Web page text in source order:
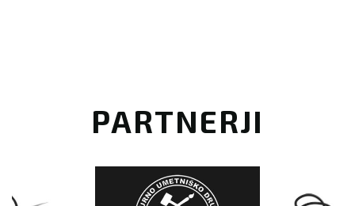
PARTNERJI